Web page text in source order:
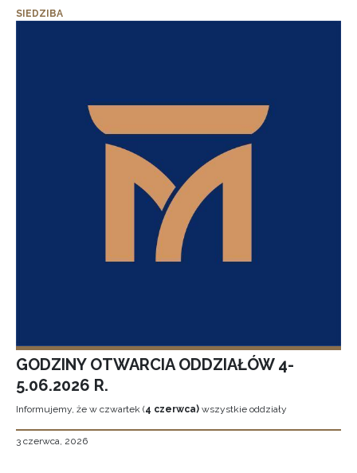
SIEDZIBA
GODZINY OTWARCIA ODDZIAŁÓW 4-
5.06.2026 R.
Informujemy, że w czwartek (4 czerwca) wszystkie oddziały
3 czerwca, 2026